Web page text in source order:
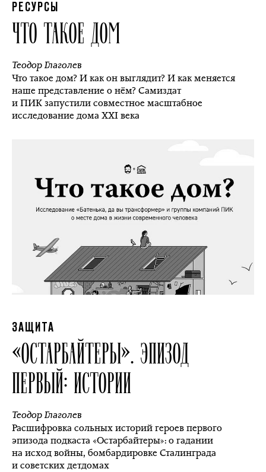
РЕСУРСЫ
ЧТО ТАКОЕ ДОМ
Теодор Глаголев
Что такое дом? И как он выглядит? И как меняется
наше представление о нём? Самиздат
и ПИК запустили совместное масштабное
исследование дома XXI века
ЗАЩИТА
«ОСТАРБАЙТЕРЫ». ЭПИЗОД
ПЕРВЫЙ: ИСТОРИИ
Теодор Глаголев
Расшифровка сольных историй героев первого
эпизода подкаста «Остарбайтеры»: о гадании
на исход войны, бомбардировке Сталинграда
и советских детдомах